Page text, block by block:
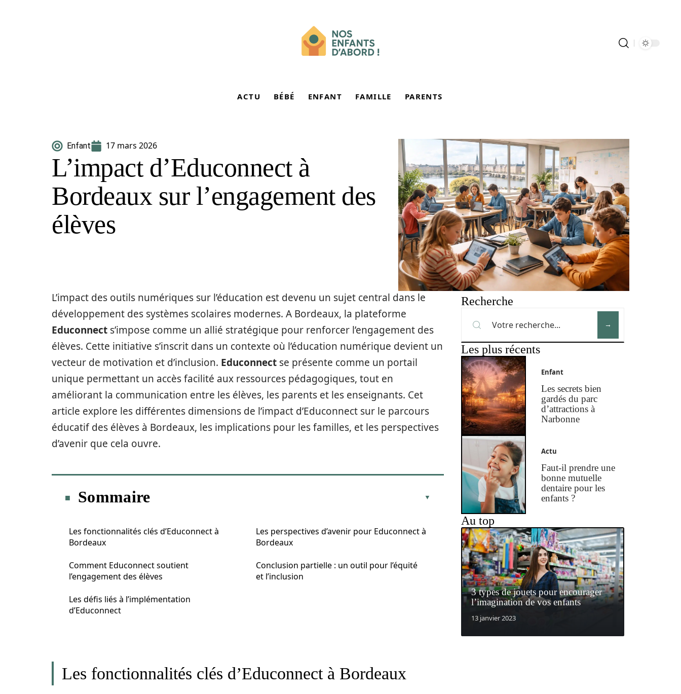
ACTU BÉBÉ ENFANT FAMILLE PARENTS
Enfant 17 mars 2026
L’impact d’Educonnect à
Bordeaux sur l’engagement des
élèves
L’impact des outils numériques sur l’éducation est devenu un sujet central dans le
développement des systèmes scolaires modernes. A Bordeaux, la plateforme
Educonnect s’impose comme un allié stratégique pour renforcer l’engagement des
élèves. Cette initiative s’inscrit dans un contexte où l’éducation numérique devient un
vecteur de motivation et d’inclusion. Educonnect se présente comme un portail
unique permettant un accès facilité aux ressources pédagogiques, tout en
améliorant la communication entre les élèves, les parents et les enseignants. Cet
article explore les différentes dimensions de l’impact d’Educonnect sur le parcours
éducatif des élèves à Bordeaux, les implications pour les familles, et les perspectives
d’avenir que cela ouvre.
Sommaire
Les fonctionnalités clés d’Educonnect à
Bordeaux
Comment Educonnect soutient
l’engagement des élèves
Les défis liés à l’implémentation
d’Educonnect
Les perspectives d’avenir pour Educonnect à
Bordeaux
Conclusion partielle : un outil pour l’équité
et l’inclusion
Les fonctionnalités clés d’Educonnect à Bordeaux
Recherche
Les plus récents
Enfant
Les secrets bien
gardés du parc
d’attractions à
Narbonne
Actu
Faut-il prendre une
bonne mutuelle
dentaire pour les
enfants ?
Au top
3 types de jouets pour encourager
l’imagination de vos enfants
13 janvier 2023